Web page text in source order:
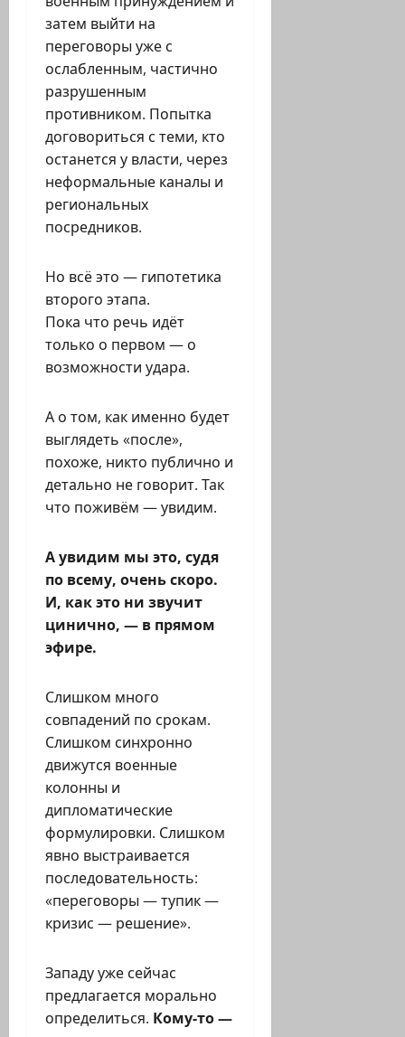
затем выйти на
переговоры уже с
ослабленным, частично
разрушенным
противником. Попытка
договориться с теми, кто
останется у власти, через
неформальные каналы и
региональных
посредников.
Но всё это — гипотетика
второго этапа.
Пока что речь идёт
только о первом — о
возможности удара.
А о том, как именно будет
выглядеть «после»,
похоже, никто публично и
детально не говорит. Так
что поживём — увидим.
А увидим мы это, судя
по всему, очень скоро.
И, как это ни звучит
цинично, — в прямом
эфире.
Слишком много
совпадений по срокам.
Слишком синхронно
движутся военные
колонны и
дипломатические
формулировки. Слишком
явно выстраивается
последовательность:
«переговоры — тупик —
кризис — решение».
Западу уже сейчас
предлагается морально
определиться. Кому-то —